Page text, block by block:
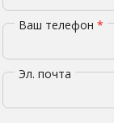
Ваш телефон*
Эл. почта